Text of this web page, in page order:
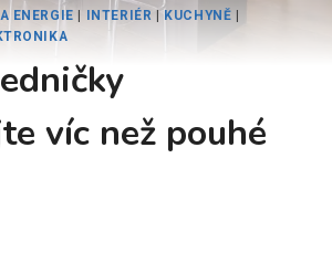
ENERGIE | INTERIÉR |KUCHYNĚ |
víc než pouhé